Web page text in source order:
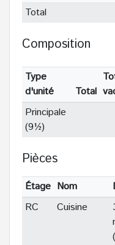
Total
Composition
Type
d'unité
Total
Principale
(9½)
Pièces
Étage Nom
RC
Cuisine